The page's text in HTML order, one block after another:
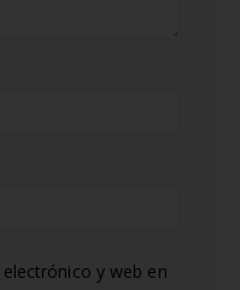
y web en